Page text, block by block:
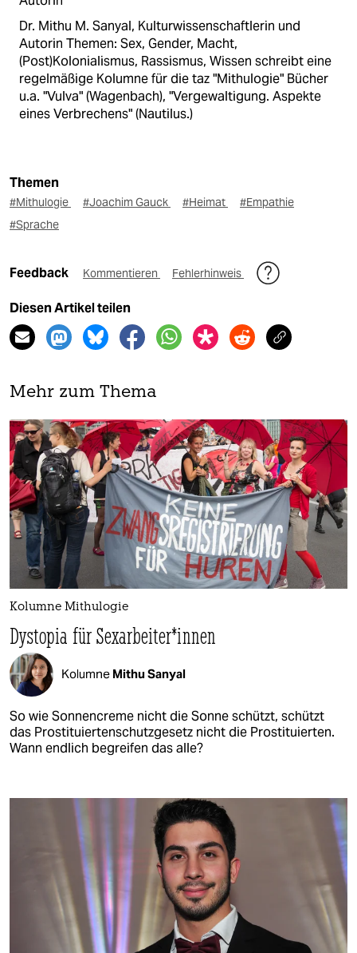
Dr. Mithu M. Sanyal, Kulturwissenschaftlerin und
Autorin Themen: Sex, Gender, Macht,
(Post)Kolonialismus, Rassismus, Wissen schreibt eine
regelmäßige Kolumne für die taz "Mithulogie" Bücher
u.a. "Vulva" (Wagenbach), "Vergewaltigung. Aspekte
eines Verbrechens" (Nautilus.)
Themen
#Mithulogie #Joachim Gauck #Heimat
#Empathie
#Sprache
Feedback Kommentieren Fehlerhinweis
Diesen Artikel teilen
Mehr zum Thema
Kolumne Mithulogie
Dystopia für Sexarbeiter*innen
Kolumne Mithu Sanyal
So wie Sonnencreme nicht die Sonne schützt, schützt
das Prostituiertenschutzgesetz nicht die Prostituierten.
Wann endlich begreifen das alle?